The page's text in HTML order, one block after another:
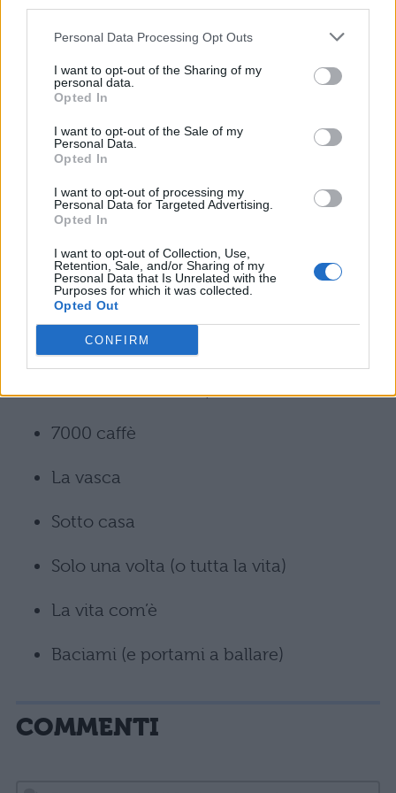
Personal Data Processing Opt Outs
I want to opt-out of the Sharing of my
personal data.
Opted In
I want to opt-out of the Sale of my
Personal Data.
Opted In
I want to opt-out of processing my
Personal Data for Targeted Advertising.
Opted In
I want to opt-out of Collection, Use,
Retention, Sale, and/or Sharing of my
Personal Data that Is Unrelated with the
Purposes for which it was collected.
Opted Out
CONFIRM
La favola di Adamo ed Eva
Cara Valentina
Ti sembra normale
Una musica può fare
Immaturi
Jazz
Speciale
Una su 1.000.000
7000 caffè
La vasca
Sotto casa
Solo una volta (o tutta la vita)
La vita com’è
Baciami (e portami a ballare)
COMMENTI